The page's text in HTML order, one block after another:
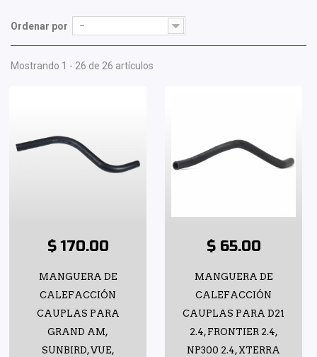
Ordenar por --
Mostrando 1 - 26 de 26 artículos
$ 170.00
MANGUERA DE
CALEFACCIÓN
CAUPLAS PARA
GRAND AM,
SUNBIRD, VUE,
$ 65.00
MANGUERA DE
CALEFACCIÓN
CAUPLAS PARA D21
2.4, FRONTIER 2.4,
NP300 2.4, XTERRA